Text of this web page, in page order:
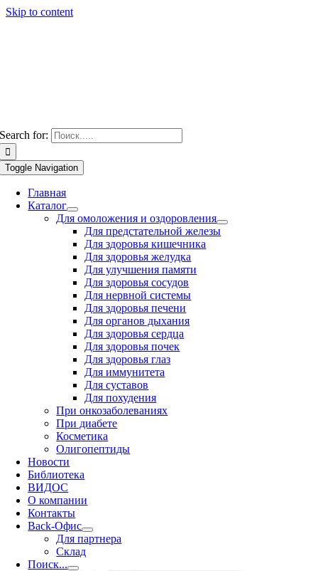
Skip to content
Search for:
Toggle Navigation
Главная
Каталог
Для омоложения и оздоровления
Для предстательной железы
Для здоровья кишечника
Для здоровья желудка
Для улучшения памяти
Для здоровья сосудов
Для нервной системы
Для здоровья печени
Для органов дыхания
Для здоровья сердца
Для здоровья почек
Для здоровья глаз
Для иммунитета
Для суставов
Для похудения
При онкозаболеваниях
При диабете
Косметика
Олигопептиды
Новости
Библиотека
ВИДОС
О компании
Контакты
Back-Офис
Для партнера
Склад
Поиск...